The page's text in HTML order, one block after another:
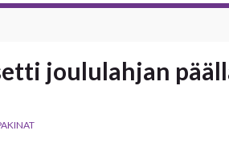
joululahjan